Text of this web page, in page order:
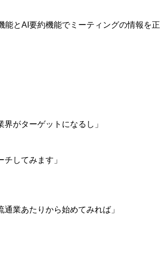
能とAI要約機能でミーティングの情報を
がターゲットになるし」
してみます」
業あたりから始めてみれば」